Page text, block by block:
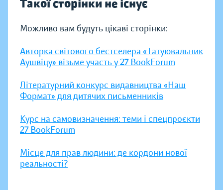
Такої сторінки не існує
Можливо вам будуть цікаві сторінки:
Авторка світового бестселера «Татуювальник
Аушвіцу» візьме участь у 27 BookForum
Літературний конкурс видавництва «Наш
Формат» для дитячих письменників
Курс на самовизначення: теми і спецпроєкти
27 BookForum
Місце для прав людини: де кордони нової
реальності?